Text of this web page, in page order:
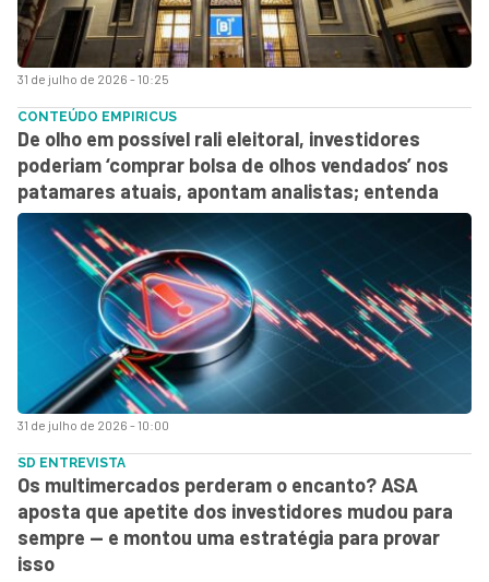
31 de julho de 2026 - 10:25
31 de julho de 2026 - 10:00
CONTEÚDO EMPIRICUS
De olho em possível rali eleitoral, investidores
poderiam ‘comprar bolsa de olhos vendados’ nos
patamares atuais, apontam analistas; entenda
SD ENTREVISTA
Os multimercados perderam o encanto? ASA
aposta que apetite dos investidores mudou para
sempre — e montou uma estratégia para provar
isso